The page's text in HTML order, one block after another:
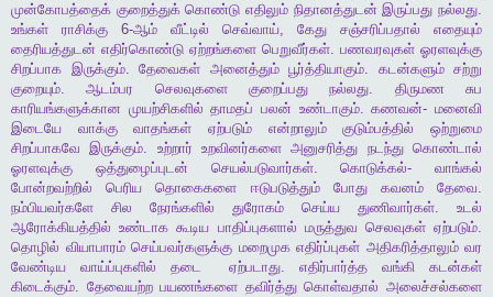
முன்கோபத்தைக் குறைத்துக் கொண்டு எதிலும் நிதானத்துடன் இருப்பது நல்லது.
உங்கள்
ராசிக்கு 6-ஆம் வீட்டில் செவ்வாய், கேது சஞ்சரிப்பதால்
எதையும்
தைரியத்துடன் எதிர்கொண்டு ஏற்றங்களை பெறுவீர்கள். பணவரவுகள் ஓரளவுக்கு
சிறப்பாக இருக்கும். தேவைகள் அனைத்தும் பூர்த்தியாகும். கடன்களும் சற்று
குறையும்.ஆடம்பர செலவுகளை குறைப்பது நல்லது. திருமண
சுப
காரியங்களுக்கான முயற்சிகளில் தாமதப் பலன் உண்டாகும்.கணவன்-மனைவி
இடையே
வாக்கு வாதங்கள் ஏற்படும் என்றாலும் குடும்பத்தில்
ஒற்றுமை
சிறப்பாகவே
இருக்கும். உற்றார் உறவினர்களை அனுசரித்து நடந்து கொண்டால்
ஓரளவுக்கு
ஒத்துழைப்புடன் செயல்படுவார்கள்.கொடுக்கல்- வாங்கல்
போன்றவற்றில்
பெரிய தொகைகளை ஈடுபடுத்தும் போது கவனம் தேவை.
நம்பியவர்களே
சில நேரங்களில் துரோகம் செய்ய துணிவார்கள். உடல்
ஆரோக்கியத்தில் உண்டாக கூடிய பாதிப்புகளால் மருத்துவ செலவுகள் ஏற்படும்.
தொழில் வியாபாரம் செய்பவர்களுக்கு மறைமுக எதிர்ப்புகள் அதிகரித்தாலும் வர
வேண்டிய
வாய்ப்புகளில் தடை ஏற்படாது.எதிர்பார்த்த வங்கி
கடன்கள்
கிடைக்கும். தேவையற்ற பயணங்களை தவிர்த்து கொள்வதால் அலைச்சல்களை